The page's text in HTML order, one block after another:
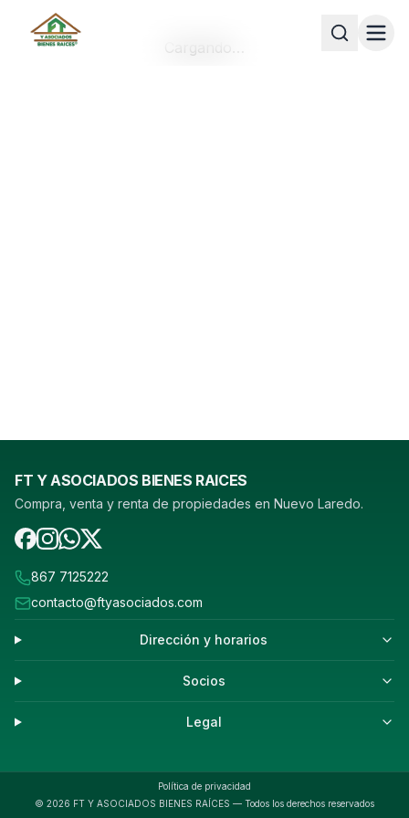
FT Y ASOCIADOS BIENES RAICES
Compra, venta y renta de propiedades en Nuevo Laredo.
867 7125222
contacto@ftyasociados.com
Dirección y horarios
Socios
Legal
Política de privacidad
© 2026 FT Y ASOCIADOS BIENES RAÍCES — Todos los derechos reservados